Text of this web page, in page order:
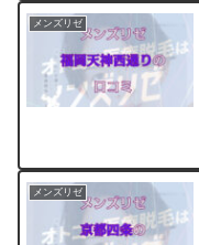
メンズリゼ
メンズリゼ